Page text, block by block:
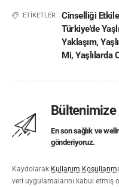
ETİKETLER Cinselliği
Türkiye'de
Yaklaşım,
Mi,Yaşlılarda
Bültenimize
En son sağlık ve
gönderiyoruz.
Kaydolarak Kullanım
veri uygulamalarını kabul